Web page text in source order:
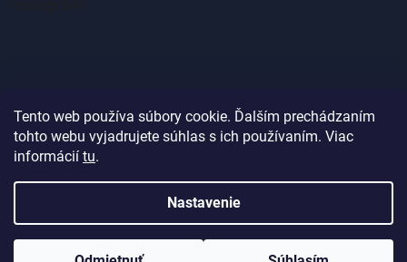
Tento web používa súbory cookie. Ďalším prechádzaním
tohto webu vyjadrujete súhlas s ich používaním. Viac
informácií tu.
Nastavenie
Sledovať na Instagrame
Vytvoril Shoptet